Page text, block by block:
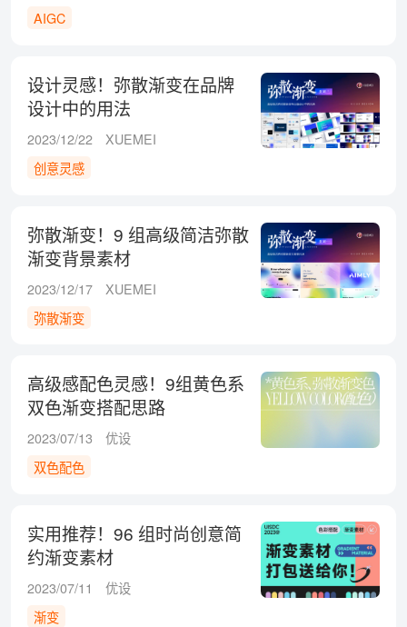
AIGC
设计灵感！弥散渐变在品牌
设计中的用法
2023/12/22
XUEMEI
创意灵感
弥散渐变！9 组高级简洁弥散
渐变背景素材
2023/12/17
XUEMEI
弥散渐变
高级感配色灵感！9组黄色系
双色渐变搭配思路
2023/07/13
优设
双色配色
实用推荐！96 组时尚创意简
约渐变素材
2023/07/11
优设
渐变